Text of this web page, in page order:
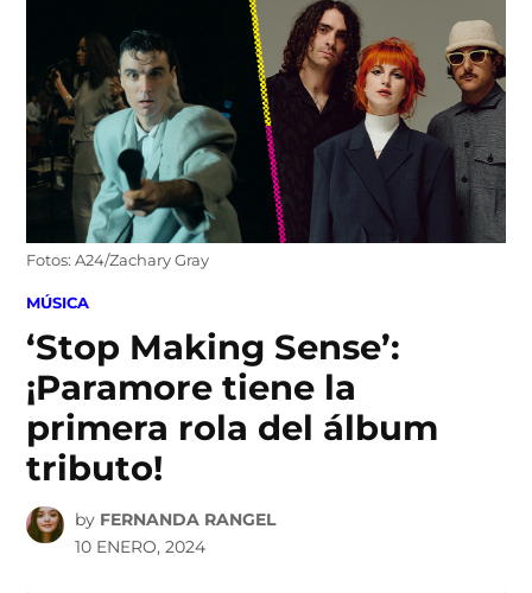
content
Fotos: A24/Zachary Gray
POSTED
MÚSICA
‘Stop Making Sense’:
¡Paramore tiene la
primera rola del álbum
tributo!
by FERNANDA RANGEL
10 ENERO, 2024